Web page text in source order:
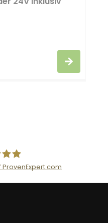
GmbH